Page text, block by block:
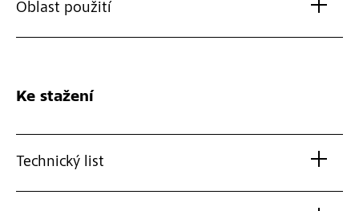
Oblast použití
Ke stažení
Technický list